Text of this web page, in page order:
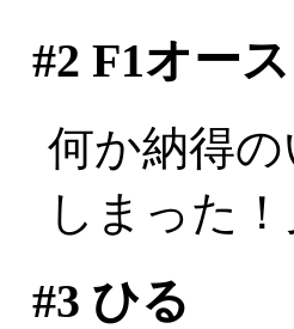
#2 F1オー
何か納得
しまった
#3 ひる